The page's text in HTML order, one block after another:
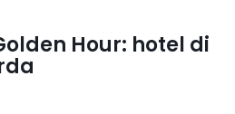
Hour: hotel di